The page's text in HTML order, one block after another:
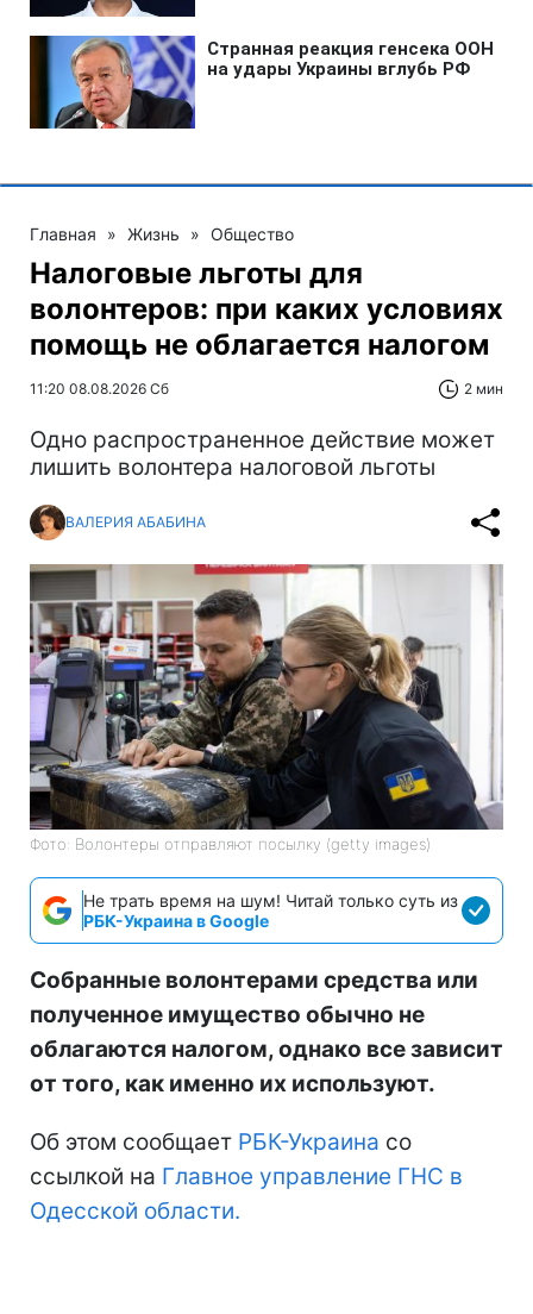
Главная » Жизнь » Общество
Налоговые льготы для
волонтеров: при каких условиях
помощь не облагается налогом
11:20 08.08.2026 Сб 2 мин
Одно распространенное действие может
лишить волонтера налоговой льготы
ВАЛЕРИЯ АБАБИНА
Фото: Волонтеры отправляют посылку (getty images)
Не трать время на шум! Читай только суть из
РБК-Украина в Google
Собранные волонтерами средства или
полученное имущество обычно не
облагаются налогом, однако все зависит
от того, как именно их используют.
Об этом сообщает РБК-Украина со
ссылкой на Главное управление ГНС в
Одесской области.